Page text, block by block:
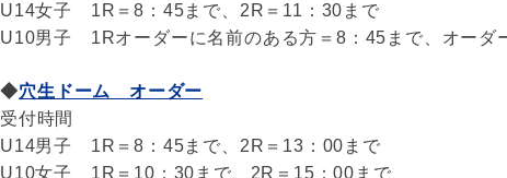
U14女子 1R＝8：45まで、2R＝11：30まで
U10男子 1Rオーダーに名前のある方＝8：45まで、オーダ
◆穴生ドーム オーダー
受付時間
U14男子 1R＝8：45まで、2R＝13：00まで
U10女子 1R＝10：30まで、2R＝15：00まで